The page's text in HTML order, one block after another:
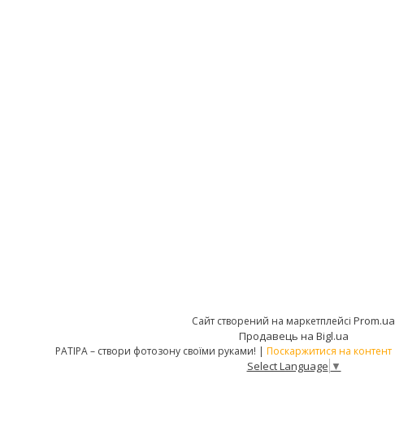
Сайт створений на маркетплейсі Prom.ua
Продавець на Bigl.ua
PATIPA – створи фотозону своїми руками! | Поскаржитися на контент
Select Language ▼